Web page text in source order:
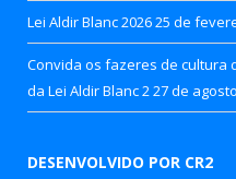
Lei Aldir Blanc 202625 de
Convida os fazeres de cultura
da Lei Aldir Blanc 2 27 de
DESENVOLVIDO POR CR2